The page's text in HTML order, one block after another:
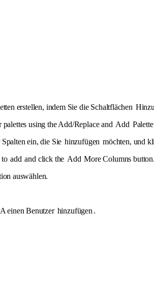
erstellen, indem Sie die Schaltflächen
using the Add/Replace and Add
ein, die Sie hinzufügen möchten, und
to add and click the Add More Columns button.
auswählen.
einen Benutzer hinzufügen .